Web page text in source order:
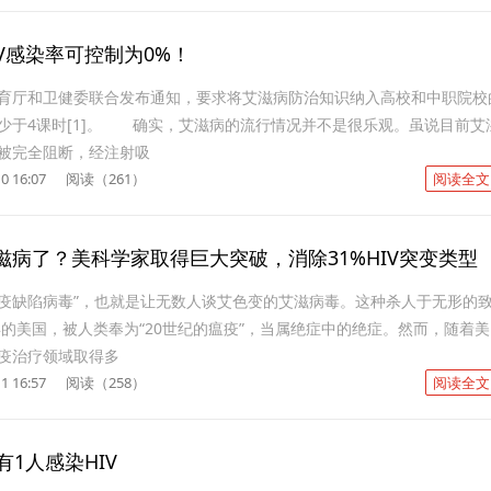
染率可控制为0%！
厅和卫健委联合发布通知，要求将艾滋病防治知识纳入高校和中职院
于4课时[1]。 确实，艾滋病的流行情况并不是很乐观。虽说目前艾
完全阻断，经注射吸
阅读全文
16:07 阅读（261）
病了？美科学家取得巨大突破，消除31%HIV突变类型
缺陷病毒”，也就是让无数人谈艾色变的艾滋病毒。这种杀人于无形的
美国，被人类奉为“20世纪的瘟疫”，当属绝症中的绝症。然而，随着
治疗领域取得多
阅读全文
16:57 阅读（258）
1人感染HIV